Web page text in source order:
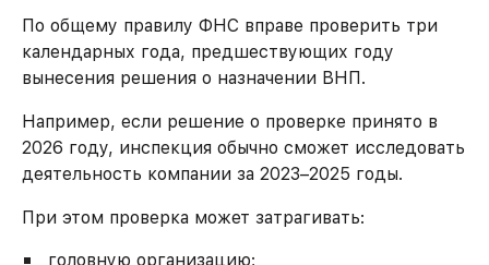
По общему правилу ФНС вправе проверить три
календарных года, предшествующих году
вынесения решения о назначении ВНП.
Например, если решение о проверке принято в
2026 году, инспекция обычно сможет исследовать
деятельность компании за 2023–2025 годы.
При этом проверка может затрагивать:
головную организацию;